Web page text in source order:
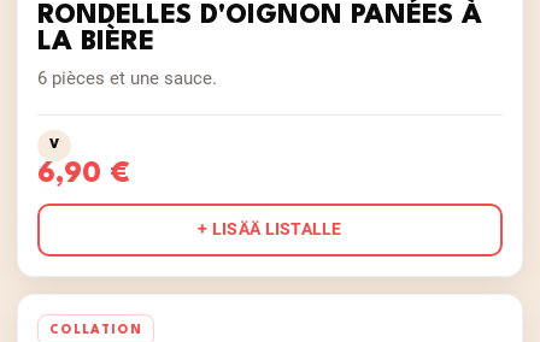
RONDELLES D'OIGNON PANÉES À
LA BIÈRE
6 pièces et une sauce.
V
6,90 €
+ LISÄÄ LISTALLE
COLLATION